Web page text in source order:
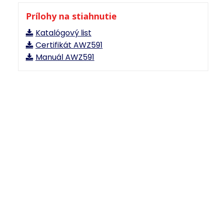
Prílohy na stiahnutie
Katalógový list
Certifikát AWZ591
Manuál AWZ591